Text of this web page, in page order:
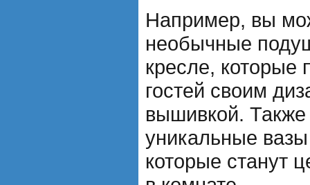
Например, вы
необычные
кресле, которые
гостей своим
вышивкой.
уникальные
которые станут